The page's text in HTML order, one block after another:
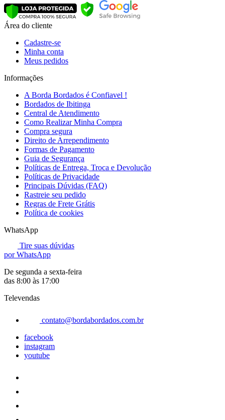
Área do cliente
Cadastre-se
Minha conta
Meus pedidos
Informações
A Borda Bordados é Confiavel !
Bordados de Ibitinga
Central de Atendimento
Como Realizar Minha Compra
Compra segura
Direito de Arrependimento
Formas de Pagamento
Guia de Segurança
Políticas de Entrega, Troca e Devolução
Políticas de Privacidade
Principais Dúvidas (FAQ)
Rastreie seu pedido
Regras de Frete Grátis
Política de cookies
WhatsApp
Tire suas dúvidas
por WhatsApp
De segunda a sexta-feira
das 8:00 às 17:00
Televendas
contato@bordabordados.com.br
facebook
instagram
youtube